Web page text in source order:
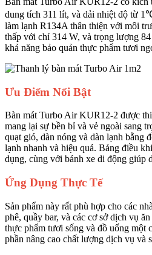
dung tích 311 lít, và dải nhiệt độ từ
làm lạnh R134A thân thiện với môi
thấp với chỉ 314 W, và trọng lượng
khả năng bảo quản thực phẩm tươi
Ưu Điểm Nổi Bật
Bàn mát Turbo Air KUR12-2 được
mang lại sự bền bỉ và vẻ ngoài sang
quạt gió, dàn nóng và dàn lạnh bằng
lạnh nhanh và hiệu quả. Bảng điều
dụng, cùng với bánh xe di động giúp
Ứng Dụng Thực Tế
Sản phẩm này rất phù hợp cho các
phê, quầy bar, và các cơ sở dịch vụ
thực phẩm tươi sống và đồ uống một
phần nâng cao chất lượng dịch vụ và